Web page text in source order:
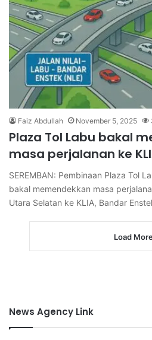
Faiz Abdullah November 5, 2025
Plaza Tol Labu bakal
masa perjalanan ke
SEREMBAN: Pembinaan Plaza Tol
bakal memendekkan masa
Utara Selatan ke KLIA, Bandar
Load
News Agency Link